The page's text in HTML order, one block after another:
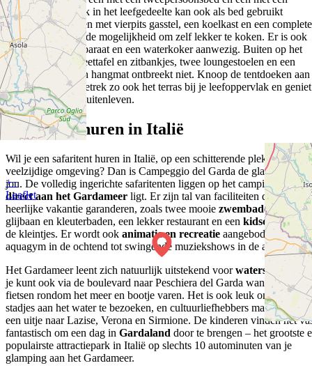
+−
Leaflet
stapelbed. De bank in het leefgedeelte kan ook als bed gebruikt
worden. De keuken met vierpits gasstel, een koelkast en een complete
inventaris biedt je de mogelijkheid om zelf lekker te koken. Er is ook
een Nespresso-apparaat en een waterkoker aanwezig. Buiten op het
terras vind je een eettafel en zitbankjes, twee loungestoelen en een
barbecue. Ook een hangmat ontbreekt niet. Knoop de tentdoeken aan
de voorzijde op, betrek zo ook het terras bij je leefoppervlak en geniet
optimaal van het buitenleven.
Safaritent huren in Italië
Wil je een safaritent huren in Italië, op een schitterende plek in een
veelzijdige omgeving? Dan is Campeggio del Garda de glamping
jou. De volledig ingerichte safaritenten liggen op het campingdeel dat
direct aan het Gardameer ligt. Er zijn tal van faciliteiten die een
heerlijke vakantie garanderen, zoals twee mooie zwembaden , een
glijbaan en kleuterbaden, een lekker restaurant en een kidsclubvoor
de kleintjes. Er wordt ook animatie en recreatie aangeboden, van
aquagym in de ochtend tot swingende muziekshows in de avond.
Het Gardameer leent zich natuurlijk uitstekend voorwatersport
,
je kunt ook via de boulevard naar Peschiera del Garda wandelen,
fietsen rondom het meer en bootje varen. Het is ook leuk om de
stadjes aan het water te bezoeken, en cultuurliefhebbers maken graag
een uitje naar Lazise, Verona en Sirmione. De kinderen vinden het
fantastisch om een dag in Gardaland door te brengen – het grootste
populairste attractiepark in Italië op slechts 10 autominuten van je
glamping aan het Gardameer.